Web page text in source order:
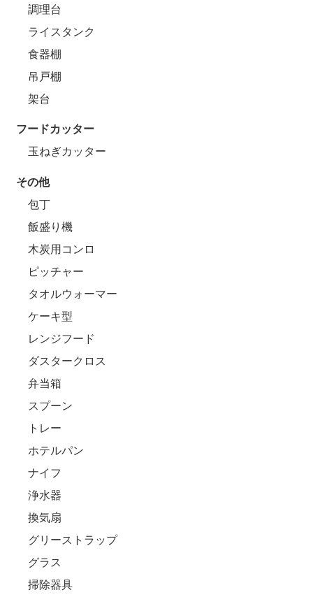
調理台
ライスタンク
食器棚
吊戸棚
架台
フードカッター
玉ねぎカッター
その他
包丁
飯盛り機
木炭用コンロ
ピッチャー
タオルウォーマー
ケーキ型
レンジフード
ダスタークロス
弁当箱
スプーン
トレー
ホテルパン
ナイフ
浄水器
換気扇
グリーストラップ
グラス
掃除器具